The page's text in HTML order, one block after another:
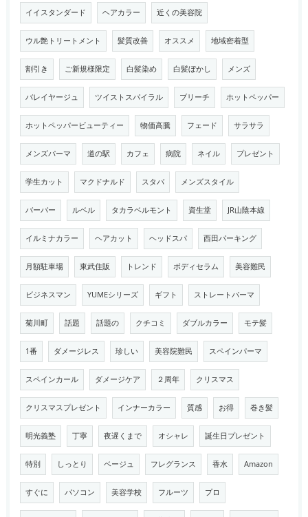
イイスタンダード ヘアカラー 近くの美容院
ウル艶トリートメント 髪質改善 オススメ 地域密着型
割引き ご新規様限定 白髪染め 白髪ぼかし メンズ
バレイヤージュ ツイストスパイラル ブリーチ ホットペッパー
ホットペッパービューティー 物価高騰 フェード サラサラ
メンズパーマ 道の駅 カフェ 病院 ネイル プレゼント
学生カット マクドナルド スタバ メンズスタイル
バーバー ルベル タカラベルモント 資生堂 JR山陰本線
イルミナカラー ヘアカット ヘッドスパ 西田パーキング
月額駐車場 東武住販 トレンド ボディセラム 美容難民
ビジネスマン YUMEシリーズ ギフト ストレートパーマ
菊川町 話題 話題の クチコミ ダブルカラー モテ髪
1番 ダメージレス 珍しい 美容院難民 スペインパーマ
スペインカール ダメージケア ２周年 クリスマス
クリスマスプレゼント インナーカラー 質感 お得 巻き髪
明光義塾 丁寧 夜遅くまで オシャレ 誕生日プレゼント
特別 しっとり ベージュ フレグランス 香水 Amazon
すぐに パソコン 美容学校 フルーツ プロ